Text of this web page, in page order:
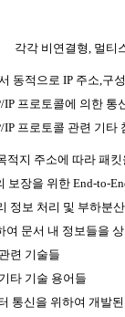
각각 비연결형, 멀티
동적으로 IP 주소,구
IP 프로토콜에 의한 통
IP 프로토콜 관련 기타
적지 주소에 따라 패
보장을 위한 End-to-
정보 처리 및 부하분
여 문서 내 정보들을
련 기술들
타 기술 용어들
통신을 위하여 개발